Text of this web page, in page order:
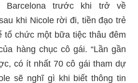
Barcelona trước khi trở về
khi Nicole rời đi, tiền đạo trẻ
tổ chức một bữa tiệc thâu đêm
hàng chục cô gái. “Lần gần
có ít nhất 70 cô gái tham dự
sẽ nghĩ gì khi biết thông tin